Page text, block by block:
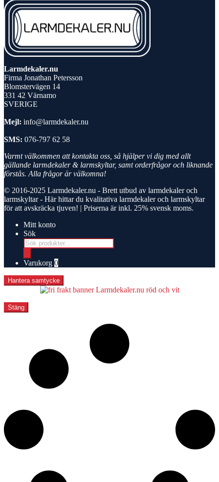
Larmdekaler.nu
Firma Jonathan Petersson
Blomstervägen 14
331 42 Värnamo
SVERIGE
Mejl: info@larmdekaler.nu
SMS: 076-797 62 58
Varmt välkommen att kontakta oss, så hjälper vi dig med allt
gällande larmdekaler & larmskyltar, samt orderfrågor och liknande
förstås. Alla frågor är välkomna!
© 2016-2025 Larmdekaler.nu - Brett utbud av larmdekaler och
larmskyltar- Här hittar du kvalitativa larmdekaler och larmskyltar
för att avskräcka tjuven! | Priserna är inkl. 25% svensk moms.
Mitt konto
Sök
Products
search
Varukorg 0
Hantera samtycke
Stäng